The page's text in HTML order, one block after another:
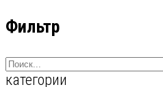
Фильтр
категории